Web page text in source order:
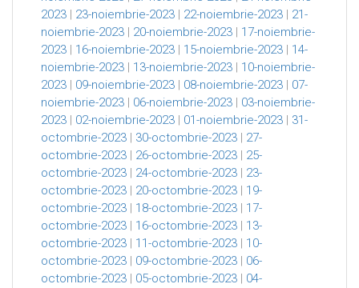
2023 | 23-noiembrie-2023 | 22-noiembrie-2023 | 21-
noiembrie-2023 | 20-noiembrie-2023 | 17-noiembrie-
2023 | 16-noiembrie-2023 | 15-noiembrie-2023 | 14-
noiembrie-2023 | 13-noiembrie-2023 | 10-noiembrie-
2023 | 09-noiembrie-2023 | 08-noiembrie-2023 | 07-
noiembrie-2023 | 06-noiembrie-2023 | 03-noiembrie-
2023 | 02-noiembrie-2023 | 01-noiembrie-2023 | 31-
octombrie-2023 | 30-octombrie-2023 | 27-
octombrie-2023 | 26-octombrie-2023 | 25-
octombrie-2023 | 24-octombrie-2023 | 23-
octombrie-2023 | 20-octombrie-2023 | 19-
octombrie-2023 | 18-octombrie-2023 | 17-
octombrie-2023 | 16-octombrie-2023 | 13-
octombrie-2023 | 11-octombrie-2023 | 10-
octombrie-2023 | 09-octombrie-2023 | 06-
octombrie-2023 | 05-octombrie-2023 | 04-